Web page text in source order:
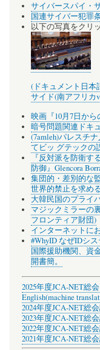
サイバースパイ・
国連サイバー犯罪
以下の写真をクリ
(ドキュメント日本
サイド(南アフリカ
映画『10月7日か
暗号問題関連ドキ
(7amleh)パレスチ
てビッ グテックの
『反対派を防衛
防御』Glencora
集団的・差別的な
世界的禁止を求め
大韓民国のプライ
マジックミラーの
フロンティア財団)
インターネットに
#WhyID なぜIDシ
国際援助機関、資
開書簡。
2025年度JCA-NET総会
English(machine
2024年度JCA-NET総
2023年度JCA-NET総
2022年度JCA-NET総
2021年度JCA-NET総